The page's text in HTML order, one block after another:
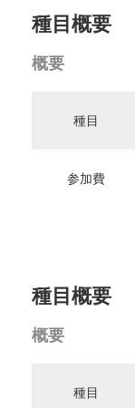
種目概要
概要
種目
参加費
種目概要
概要
種目